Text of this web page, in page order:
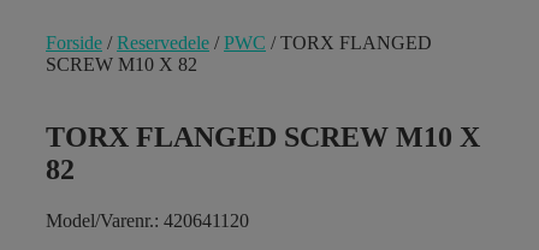
Forside /Reservedele /PWC / TORX FLANGED
SCREW M10 X 82
TORX FLANGED SCREW M10 X
82
Model/Varenr.: 420641120